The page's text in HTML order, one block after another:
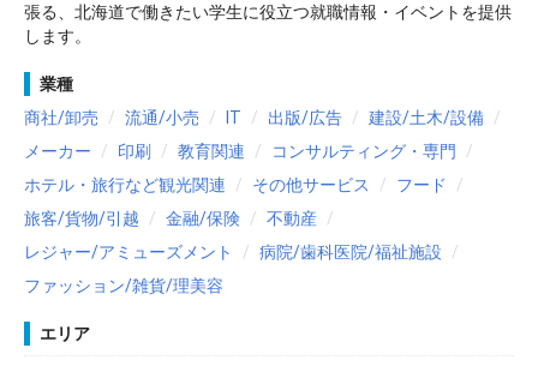
張る、北海道で働きたい学生に役立つ就職情報・イベントを提供
します。
業種
商社/卸売
流通/小売 IT 出版/広告
建設/土木/設備
メーカー
印刷 教育関連
コンサルティング・専門
ホテル・旅行など観光関連
その他サービス
フード
旅客/貨物/引越
金融/保険
不動産
レジャー/アミューズメント
病院/歯科医院/福祉施設
ファッション/雑貨/理美容
エリア